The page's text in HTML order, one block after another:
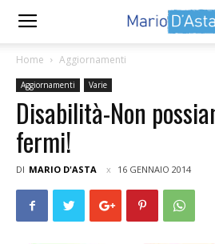
Home Aggiornamenti
Aggiornamenti Varie
Disabilità-Non
fermi!
DI MARIO D'ASTA 16 GENNAIO 2014